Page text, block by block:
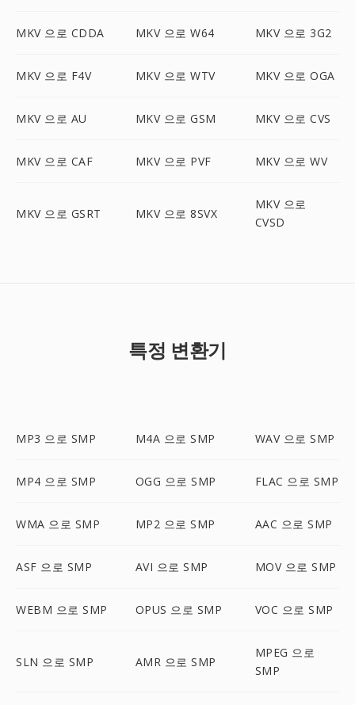
MKV 으로 CDDA MKV 으로 W64 MKV 으로 3G2
MKV 으로 F4V MKV 으로 WTV MKV 으로 OGA
MKV 으로 AU MKV 으로 GSM MKV 으로 CVS
MKV 으로 CAF MKV 으로 PVF MKV 으로 WV
MKV 으로 GSRT MKV 으로 8SVX
MKV 으로
CVSD
특정 변환기
MP3 으로 SMP M4A 으로 SMP WAV 으로 SMP
MP4 으로 SMP OGG 으로 SMP FLAC 으로 SMP
WMA 으로 SMP MP2 으로 SMP AAC 으로 SMP
ASF 으로 SMP AVI 으로 SMP MOV 으로 SMP
WEBM 으로 SMP OPUS 으로 SMP VOC 으로 SMP
SLN 으로 SMP AMR 으로 SMP
MPEG 으로
SMP